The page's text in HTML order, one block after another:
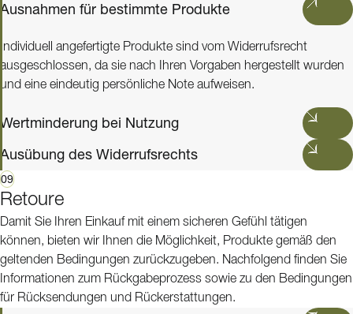
Ausnahmen für bestimmte Produkte
Individuell angefertigte Produkte sind vom Widerrufsrecht
ausgeschlossen, da sie nach Ihren Vorgaben hergestellt wurden
und eine eindeutig persönliche Note aufweisen.
Wertminderung bei Nutzung
Ausübung des Widerrufsrechts
09
Retoure
Damit Sie Ihren Einkauf mit einem sicheren Gefühl tätigen
können, bieten wir Ihnen die Möglichkeit, Produkte gemäß den
geltenden Bedingungen zurückzugeben. Nachfolgend finden Sie
Informationen zum Rückgabeprozess sowie zu den Bedingungen
für Rücksendungen und Rückerstattungen.